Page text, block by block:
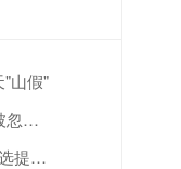
山假"
当春晚AI大战烧掉数十亿，我们看到了一个被忽视的真相
宇凡微亮相2026雨果大会：以“AI硬件方案首选提供商”赋能跨境出海